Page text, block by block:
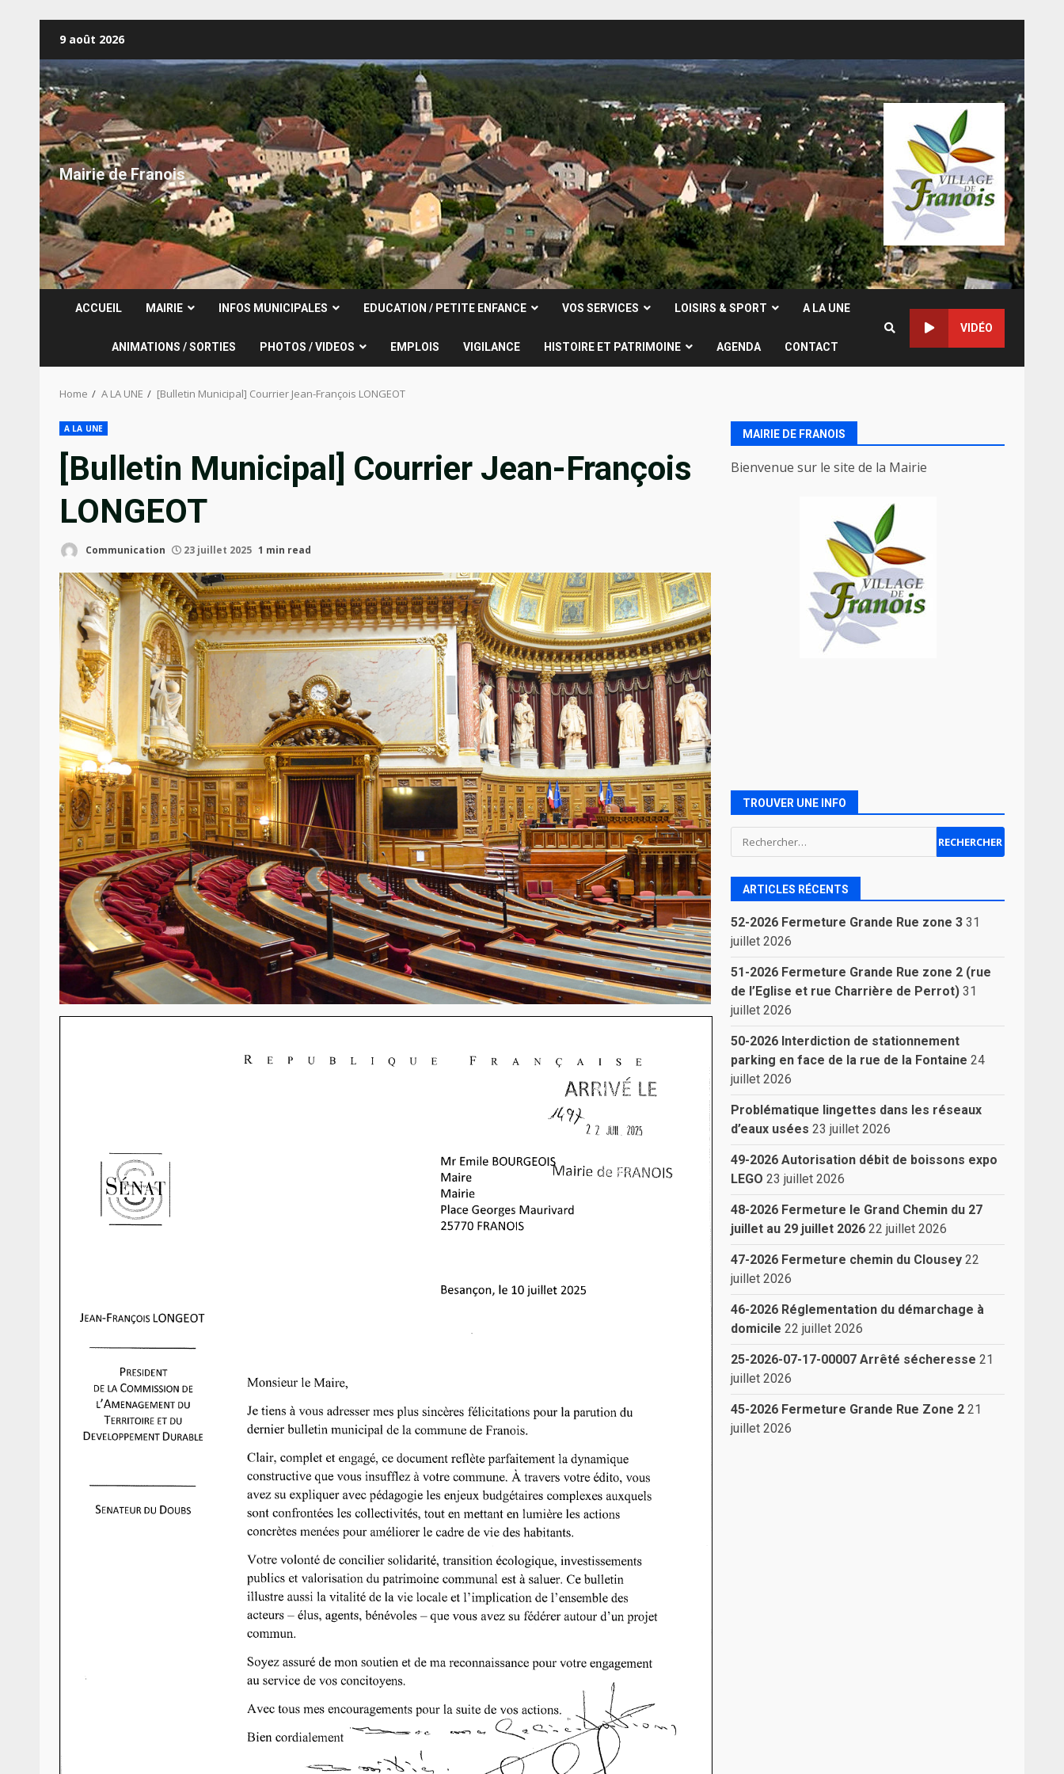
content
9 août 2026
Mairie de Franois
ACCUEIL MAIRIE INFOS MUNICIPALES EDUCATION / PETITE ENFANCE VOS SERVICES LOISIRS & SPORT A LA UNE
ANIMATIONS / SORTIES PHOTOS / VIDEOS EMPLOIS VIGILANCE HISTOIRE ET PATRIMOINE AGENDA CONTACT
VIDÉO
Home A LA UNE [Bulletin Municipal] Courrier Jean-François LONGEOT
A LA UNE
[Bulletin Municipal] Courrier Jean-François
LONGEOT
Communication 23 juillet 2025 1 min read
MAIRIE DE FRANOIS
Bienvenue sur le site de la Mairie
TROUVER UNE INFO
Rechercher :
ARTICLES RÉCENTS
52-2026 Fermeture Grande Rue zone 3 31
juillet 2026
51-2026 Fermeture Grande Rue zone 2 (rue
de l’Eglise et rue Charrière de Perrot) 31
juillet 2026
50-2026 Interdiction de stationnement
parking en face de la rue de la Fontaine 24
juillet 2026
Problématique lingettes dans les réseaux
d’eaux usées 23 juillet 2026
49-2026 Autorisation débit de boissons expo
LEGO 23 juillet 2026
48-2026 Fermeture le Grand Chemin du 27
juillet au 29 juillet 2026 22 juillet 2026
47-2026 Fermeture chemin du Clousey 22
juillet 2026
46-2026 Réglementation du démarchage à
domicile 22 juillet 2026
25-2026-07-17-00007 Arrêté sécheresse 21
juillet 2026
45-2026 Fermeture Grande Rue Zone 2 21
juillet 2026